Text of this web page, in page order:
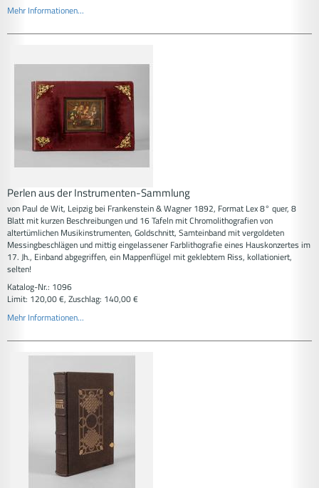
Mehr Informationen...
Perlen aus der Instrumenten-Sammlung
von Paul de Wit, Leipzig bei Frankenstein & Wagner 1892, Format Lex 8° quer, 8
Blatt mit kurzen Beschreibungen und 16 Tafeln mit Chromolithografien von
altertümlichen Musikinstrumenten, Goldschnitt, Samteinband mit vergoldeten
Messingbeschlägen und mittig eingelassener Farblithografie eines Hauskonzertes im
17. Jh., Einband abgegriffen, ein Mappenflügel mit geklebtem Riss, kollationiert,
selten!
Katalog-Nr.: 1096
Limit: 120,00 €, Zuschlag: 140,00 €
Mehr Informationen...